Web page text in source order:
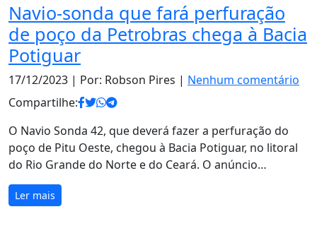
Navio-sonda que fará perfuração
de poço da Petrobras chega à Bacia
Potiguar
17/12/2023 | Por: Robson Pires | Nenhum comentário
Compartilhe:
O Navio Sonda 42, que deverá fazer a perfuração do
poço de Pitu Oeste, chegou à Bacia Potiguar, no litoral
do Rio Grande do Norte e do Ceará. O anúncio…
Ler mais